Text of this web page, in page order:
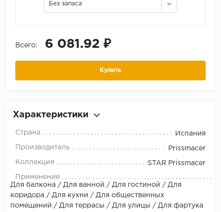
Без запаса
Всего: 6 081.92 ₽
Купить
Характеристики
Страна Испания
Производитель Prissmacer
Коллекция STAR Prissmacer
Применение
Для балкона / Для ванной / Для гостиной / Для
коридора / Для кухни / Для общественных
помещений / Для террасы / Для улицы / Для фартука